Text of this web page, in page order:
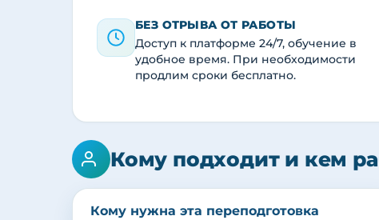
БЕЗ ОТРЫВА ОТ РАБОТЫ
Доступ к платформе 24/7, обучение в
удобное время. При необходимости
продлим сроки бесплатно.
Кому подходит и кем
Кому нужна эта переподготовка